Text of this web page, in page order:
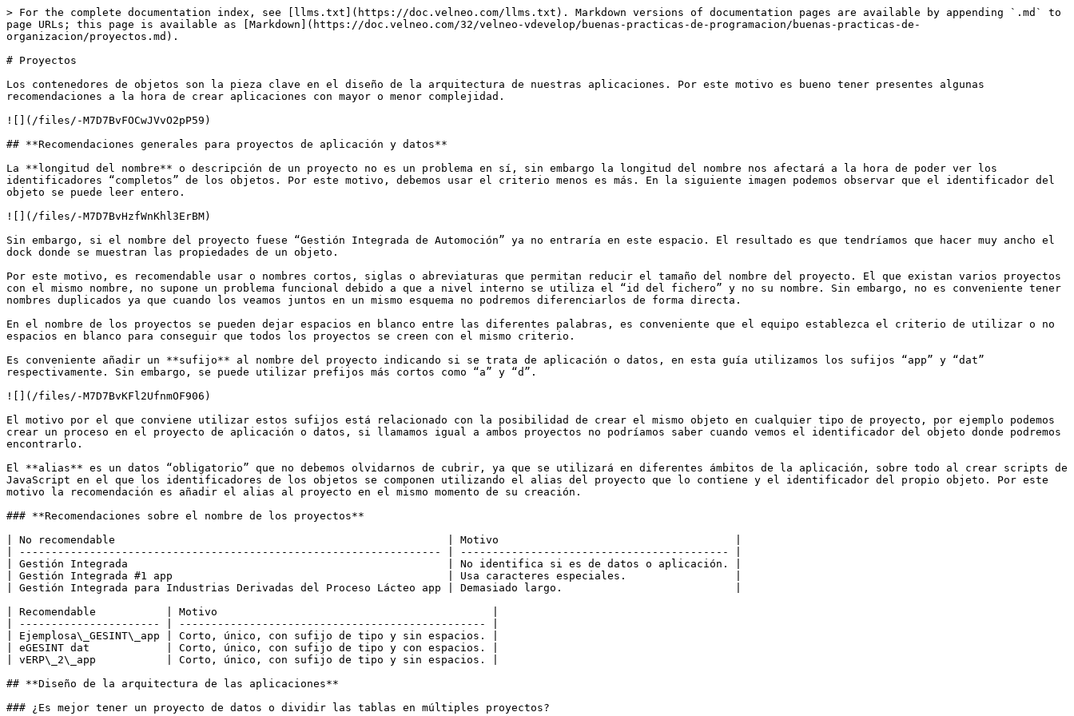
> For the complete documentation index, see [llms.txt](https://doc.velneo.com/llms.txt). Markdown versions of documentation pages are available by appending `.md` to
page URLs; this page is available as [Markdown](https://doc.velneo.com/32/velneo-vdevelop/buenas-practicas-de-programacion/buenas-practicas-de-
organizacion/proyectos.md).
# Proyectos
Los contenedores de objetos son la pieza clave en el diseño de la arquitectura de nuestras aplicaciones. Por este motivo es bueno tener presentes algunas
recomendaciones a la hora de crear aplicaciones con mayor o menor complejidad.
![](/files/-M7D7BvFOCwJVvO2pP59)
## **Recomendaciones generales para proyectos de aplicación y datos**
La **longitud del nombre** o descripción de un proyecto no es un problema en sí, sin embargo la longitud del nombre nos afectará a la hora de poder ver los
identificadores “completos” de los objetos. Por este motivo, debemos usar el criterio menos es más. En la siguiente imagen podemos observar que el identificador del
objeto se puede leer entero.
![](/files/-M7D7BvHzfWnKhl3ErBM)
Sin embargo, si el nombre del proyecto fuese “Gestión Integrada de Automoción” ya no entraría en este espacio. El resultado es que tendríamos que hacer muy ancho el
dock donde se muestran las propiedades de un objeto.
Por este motivo, es recomendable usar o nombres cortos, siglas o abreviaturas que permitan reducir el tamaño del nombre del proyecto. El que existan varios proyectos
con el mismo nombre, no supone un problema funcional debido a que a nivel interno se utiliza el “id del fichero” y no su nombre. Sin embargo, no es conveniente tener
nombres duplicados ya que cuando los veamos juntos en un mismo esquema no podremos diferenciarlos de forma directa.
En el nombre de los proyectos se pueden dejar espacios en blanco entre las diferentes palabras, es conveniente que el equipo establezca el criterio de utilizar o no
espacios en blanco para conseguir que todos los proyectos se creen con el mismo criterio.
Es conveniente añadir un **sufijo** al nombre del proyecto indicando si se trata de aplicación o datos, en esta guía utilizamos los sufijos “app” y “dat”
respectivamente. Sin embargo, se puede utilizar prefijos más cortos como “a” y “d”.
![](/files/-M7D7BvKFl2UfnmOF906)
El motivo por el que conviene utilizar estos sufijos está relacionado con la posibilidad de crear el mismo objeto en cualquier tipo de proyecto, por ejemplo podemos
crear un proceso en el proyecto de aplicación o datos, si llamamos igual a ambos proyectos no podríamos saber cuando vemos el identificador del objeto donde podremos
encontrarlo.
El **alias** es un datos “obligatorio” que no debemos olvidarnos de cubrir, ya que se utilizará en diferentes ámbitos de la aplicación, sobre todo al crear scripts de
JavaScript en el que los identificadores de los objetos se componen utilizando el alias del proyecto que lo contiene y el identificador del propio objeto. Por este
motivo la recomendación es añadir el alias al proyecto en el mismo momento de su creación.
### **Recomendaciones sobre el nombre de los proyectos**
| No recomendable                                                    | Motivo                                     |
| ------------------------------------------------------------------ | ------------------------------------------ |
| Gestión Integrada                                                  | No identifica si es de datos o aplicación. |
| Gestión Integrada #1 app                                           | Usa caracteres especiales.                 |
| Gestión Integrada para Industrias Derivadas del Proceso Lácteo app | Demasiado largo.                           |
| Recomendable           | Motivo                                           |
| ---------------------- | ------------------------------------------------ |
| Ejemplosa\_GESINT\_app | Corto, único, con sufijo de tipo y sin espacios. |
| eGESINT dat            | Corto, único, con sufijo de tipo y con espacios. |
| vERP\_2\_app           | Corto, único, con sufijo de tipo y sin espacios. |
## **Diseño de la arquitectura de las aplicaciones**
### ¿Es mejor tener un proyecto de datos o dividir las tablas en múltiples proyectos?